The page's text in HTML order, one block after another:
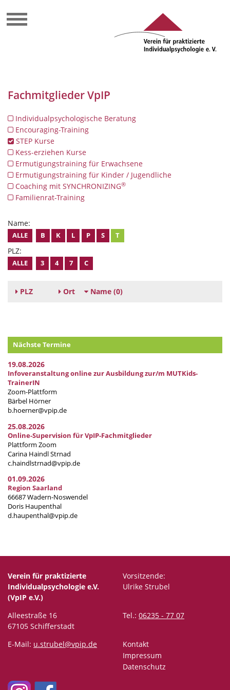
Fachmitglieder VpIP
Individualpsychologische Beratung
Encouraging-Training
STEP Kurse
Kess-erziehen Kurse
Ermutigungstraining für Erwachsene
Ermutigungstraining für Kinder / Jugendliche
Coaching mit SYNCHRONIZING®
Familienrat-Training
Name:
ALLE B K L P S T
PLZ:
ALLE 3 4 7 C
PLZ Ort Name (0)
Nächste Termine
19.08.2026
Infoveranstaltung online zur Ausbildung zur/m MUTKids-
TrainerIN
Zoom-Plattform
Bärbel Hörner
b.hoerner@vpip.de
25.08.2026
Online-Supervision für VpIP-Fachmitglieder
Plattform Zoom
Carina Haindl Strnad
c.haindlstrnad@vpip.de
01.09.2026
Region Saarland
66687 Wadern-Noswendel
Doris Haupenthal
d.haupenthal@vpip.de
Verein für praktizierte
Individualpsychologie e.V.
(VpIP e.V.)
Vorsitzende:
Ulrike Strubel
Alleestraße 16
67105 Schifferstadt
Tel.: 06235 - 77 07
E-Mail: u.strubel@vpip.de
Kontakt
Impressum
Datenschutz